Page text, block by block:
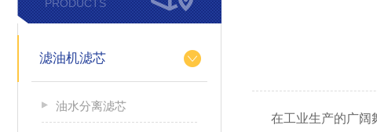
PRODUCTS
滤油机滤芯
油水分离滤芯
在工业生产的广阔